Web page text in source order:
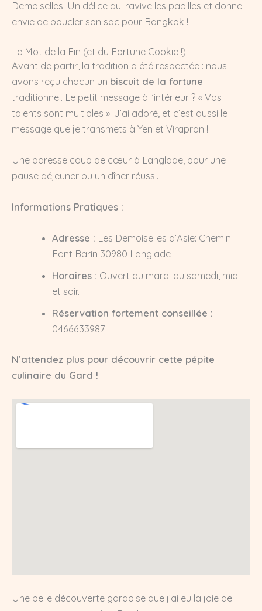
Demoiselles. Un délice qui ravive les papilles et donne
envie de boucler son sac pour Bangkok !
Le Mot de la Fin (et du Fortune Cookie !)
Avant de partir, la tradition a été respectée : nous
avons reçu chacun un biscuit de la fortune
traditionnel. Le petit message à l’intérieur ? « Vos
talents sont multiples ». J’ai adoré, et c’est aussi le
message que je transmets à Yen et Virapron !
Une adresse coup de cœur à Langlade, pour une
pause déjeuner ou un dîner réussi.
Informations Pratiques :
Adresse : Les Demoiselles d’Asie: Chemin
Font Barin 30980 Langlade
Horaires : Ouvert du mardi au samedi, midi
et soir.
Réservation fortement conseillée :
0466633987
N’attendez plus pour découvrir cette pépite
culinaire du Gard !
Une belle découverte gardoise que j’ai eu la joie de